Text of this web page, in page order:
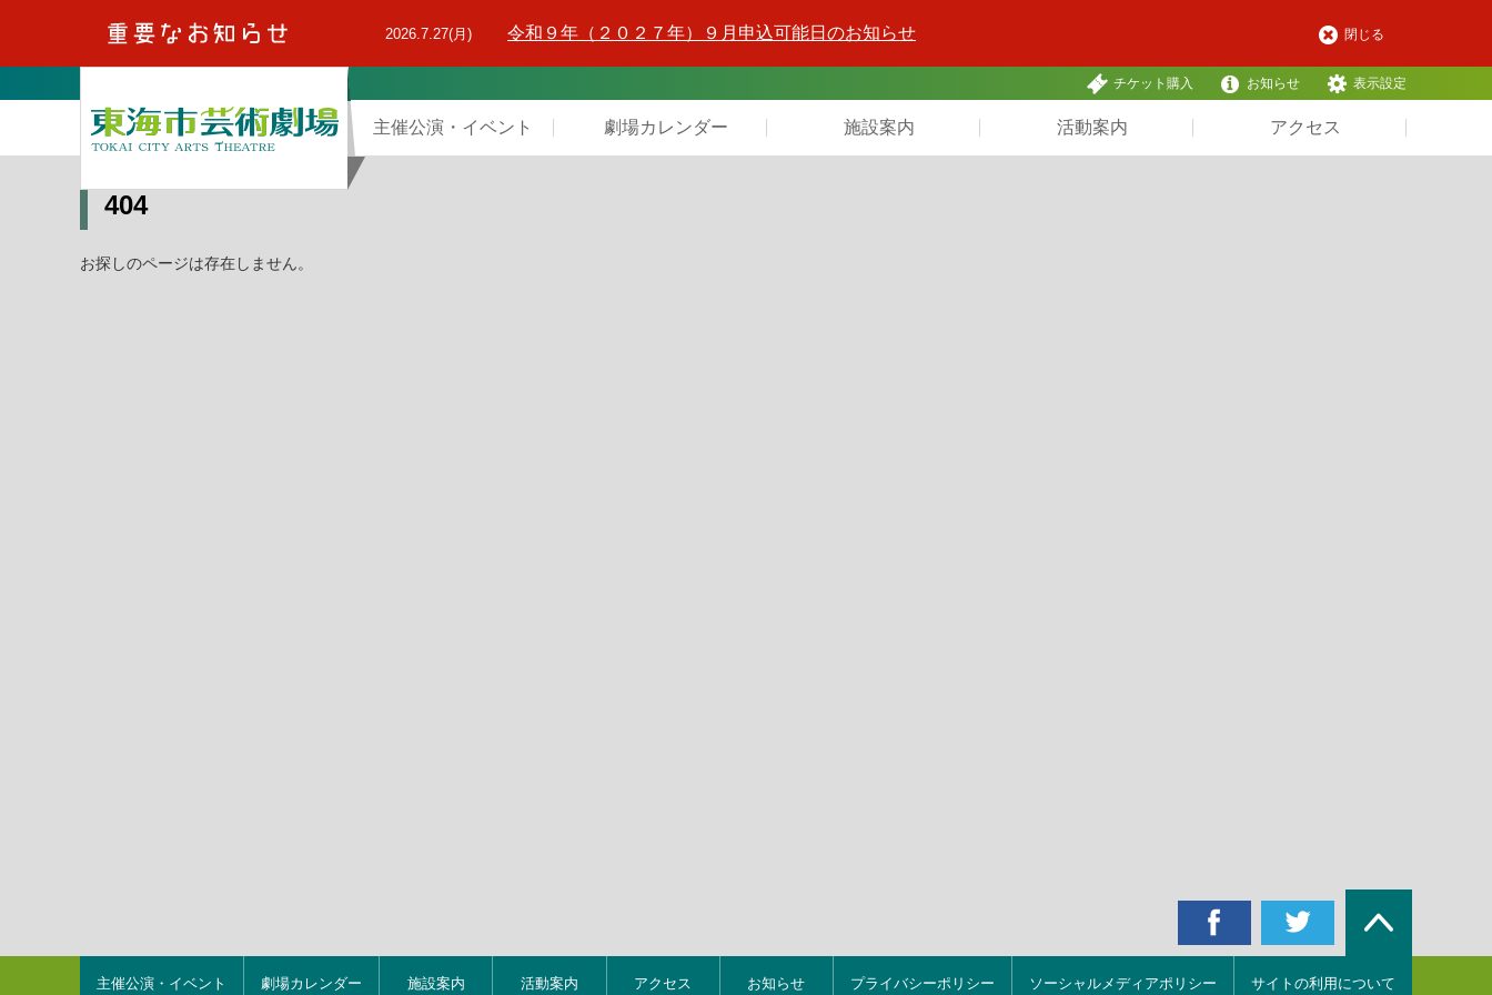
2026.7.27(月) 令和９年（２０２７年）９月申込可能日のお知らせ 閉じる
チケット購入 お知らせ 表示設定
主催公演・イベント 劇場カレンダー 施設案内 活動案内 アクセス
404
お探しのページは存在しません。
主催公演・イベント 劇場カレンダー 施設案内 活動案内 アクセス お知らせ プライバシーポリシー ソーシャルメディアポリシー サイトの利用について